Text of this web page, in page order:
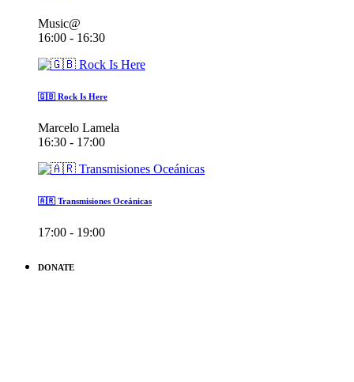
Music@
16:00 - 16:30
🇬🇧 Rock Is Here
Marcelo Lamela
16:30 - 17:00
🇦🇷 Transmisiones Oceánicas
17:00 - 19:00
DONATE